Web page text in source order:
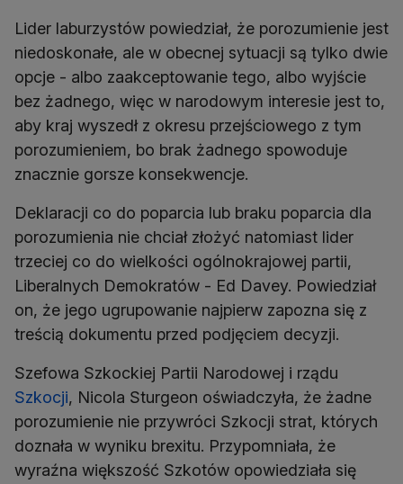
Lider laburzystów powiedział, że porozumienie jest
niedoskonałe, ale w obecnej sytuacji są tylko dwie
opcje - albo zaakceptowanie tego, albo wyjście
bez żadnego, więc w narodowym interesie jest to,
aby kraj wyszedł z okresu przejściowego z tym
porozumieniem, bo brak żadnego spowoduje
znacznie gorsze konsekwencje.
Deklaracji co do poparcia lub braku poparcia dla
porozumienia nie chciał złożyć natomiast lider
trzeciej co do wielkości ogólnokrajowej partii,
Liberalnych Demokratów - Ed Davey. Powiedział
on, że jego ugrupowanie najpierw zapozna się z
treścią dokumentu przed podjęciem decyzji.
Szefowa Szkockiej Partii Narodowej i rządu
Szkocji, Nicola Sturgeon oświadczyła, że żadne
porozumienie nie przywróci Szkocji strat, których
doznała w wyniku brexitu. Przypomniała, że
wyraźna większość Szkotów opowiedziała się